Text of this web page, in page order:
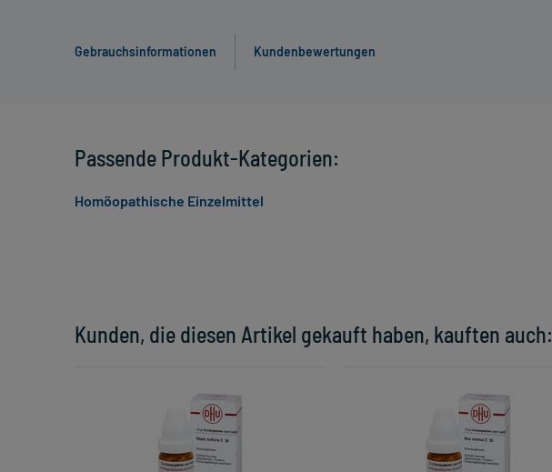
Gebrauchsinformationen Kundenbewertungen
Kunden, die diesen Artikel gekauft haben, kauften auch:
Passende Produkt-Kategorien:
Homöopathische Einzelmittel